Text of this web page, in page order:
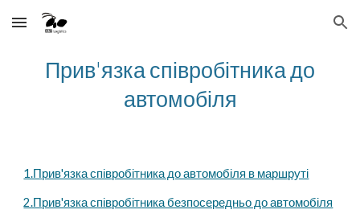
Skip to main content Skip to navigation
Прив'язка співробітника до
автомобіля
1.Прив'язка співробітника до автомобіля в маршруті
2.Прив'язка співробітника безпосередньо до автомобіля